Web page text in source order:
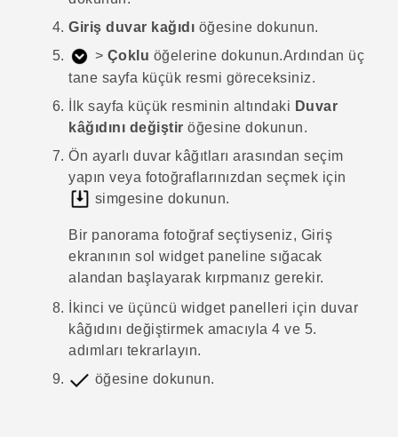
Giriş duvar kağıdı öğesine dokunun.
> Çoklu öğelerine dokunun.Ardından üç
tane sayfa küçük resmi göreceksiniz.
İlk sayfa küçük resminin altındaki Duvar
kâğıdını değiştir öğesine dokunun.
Ön ayarlı duvar kâğıtları arasından seçim
yapın veya fotoğraflarınızdan seçmek için
simgesine dokunun.
Bir panorama fotoğraf seçtiyseniz, Giriş
ekranının sol widget paneline sığacak
alandan başlayarak kırpmanız gerekir.
İkinci ve üçüncü widget panelleri için duvar
kâğıdını değiştirmek amacıyla 4 ve 5.
adımları tekrarlayın.
öğesine dokunun.